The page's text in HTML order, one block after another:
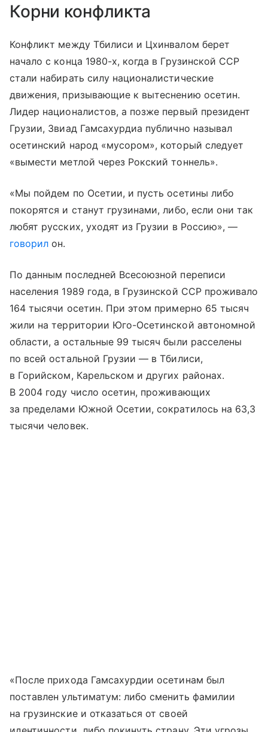
Корни конфликта
Конфликт между Тбилиси и Цхинвалом берет
начало с конца 1980-х, когда в Грузинской ССР
стали набирать силу националистические
движения, призывающие к вытеснению осетин.
Лидер националистов, а позже первый президент
Грузии, Звиад Гамсахурдиа публично называл
осетинский народ «мусором», который следует
«вымести метлой через Рокский тоннель».
«Мы пойдем по Осетии, и пусть осетины либо
покорятся и станут грузинами, либо, если они так
любят русских, уходят из Грузии в Россию», —
говорил он.
По данным последней Всесоюзной переписи
населения 1989 года, в Грузинской ССР проживало
164 тысячи осетин. При этом примерно 65 тысяч
жили на территории Юго-Осетинской автономной
области, а остальные 99 тысяч были расселены
по всей остальной Грузии — в Тбилиси,
в Горийском, Карельском и других районах.
В 2004 году число осетин, проживающих
за пределами Южной Осетии, сократилось на 63,3
тысячи человек.
«После прихода Гамсахурдии осетинам был
поставлен ультиматум: либо сменить фамилии
на грузинские и отказаться от своей